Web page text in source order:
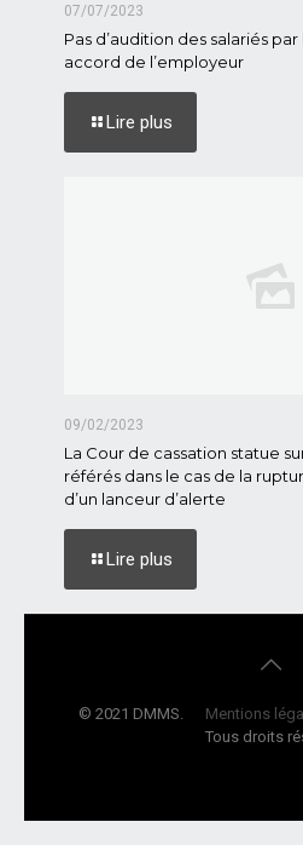
07/07/2023
Pas d’audition des salariés par
accord de l’employeur
Lire plus
09/02/2023
La Cour de cassation statue
référés dans le cas de la
d’un lanceur d’alerte
Lire plus
© 2021 DMMS. Mentions
Tous droits